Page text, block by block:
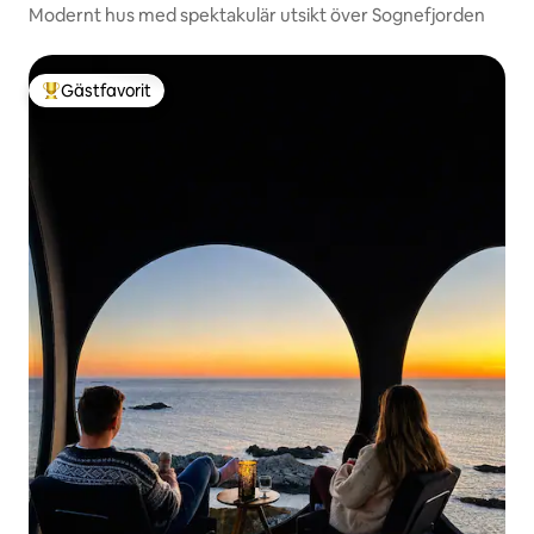
Modernt hus med spektakulär utsikt över Sognefjorden
Populär gästfavorit
Gästfavorit